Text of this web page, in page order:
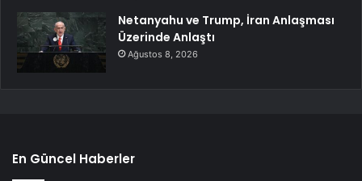
Netanyahu ve Trump, İran Anlaşması
Üzerinde Anlaştı
Ağustos 8, 2026
En Güncel Haberler